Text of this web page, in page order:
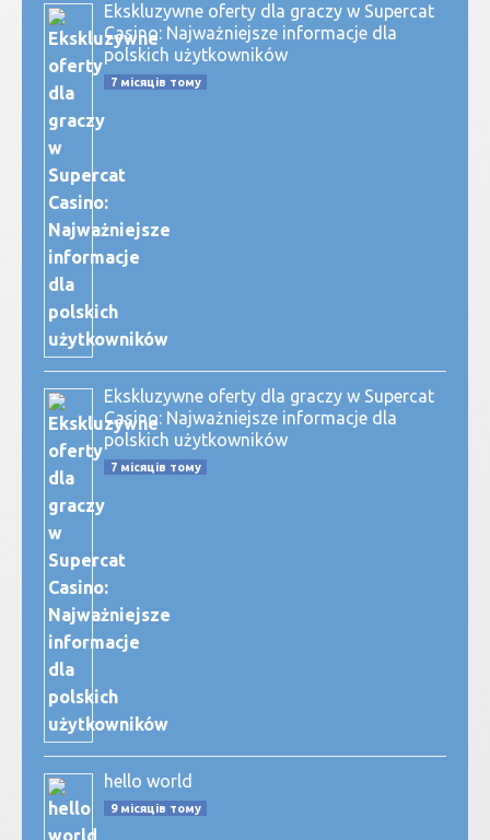
Ekskluzywne oferty dla graczy w Supercat
Casino: Najważniejsze informacje dla
polskich użytkowników
7 місяців тому
Ekskluzywne oferty dla graczy w Supercat
Casino: Najważniejsze informacje dla
polskich użytkowników
7 місяців тому
hello world
9 місяців тому